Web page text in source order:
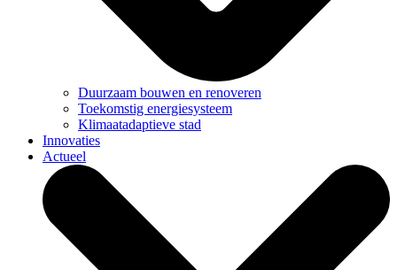
Duurzaam bouwen en renoveren
Toekomstig energiesysteem
Klimaatadaptieve stad
Innovaties
Actueel